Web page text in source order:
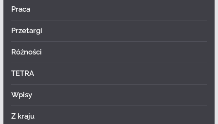
Praca
Przetargi
Różności
TETRA
Wpisy
Z kraju